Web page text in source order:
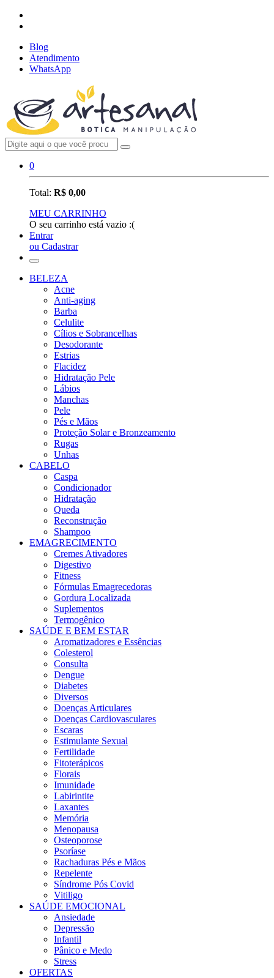
Blog
Atendimento
WhatsApp
0
Total: R$ 0,00
MEU CARRINHO
O seu carrinho está vazio :(
Entrar
ou Cadastrar
BELEZA
Acne
Anti-aging
Barba
Celulite
Cílios e Sobrancelhas
Desodorante
Estrias
Flacidez
Hidratação Pele
Lábios
Manchas
Pele
Pés e Mãos
Proteção Solar e Bronzeamento
Rugas
Unhas
CABELO
Caspa
Condicionador
Hidratação
Queda
Reconstrução
Shampoo
EMAGRECIMENTO
Cremes Ativadores
Digestivo
Fitness
Fórmulas Emagrecedoras
Gordura Localizada
Suplementos
Termogênico
SAÚDE E BEM ESTAR
Aromatizadores e Essências
Colesterol
Consulta
Dengue
Diabetes
Diversos
Doenças Articulares
Doenças Cardiovasculares
Escaras
Estimulante Sexual
Fertilidade
Fitoterápicos
Florais
Imunidade
Labirintite
Laxantes
Memória
Menopausa
Osteoporose
Psoríase
Rachaduras Pés e Mãos
Repelente
Síndrome Pós Covid
Vitiligo
SAÚDE EMOCIONAL
Ansiedade
Depressão
Infantil
Pânico e Medo
Stress
OFERTAS